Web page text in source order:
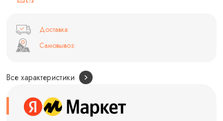
Доставка:
Самовывоз:
Все характеристики